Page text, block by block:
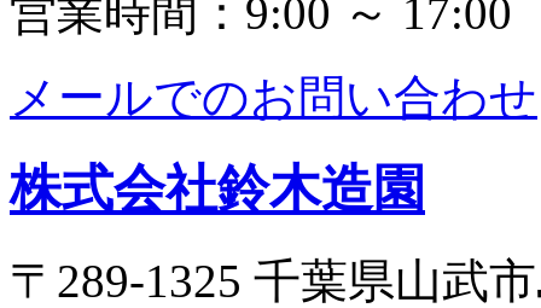
営業時間：9:00 ～ 17:00
メールでのお問い合わせ
株式会社鈴木造園
〒289-1325 千葉県山武